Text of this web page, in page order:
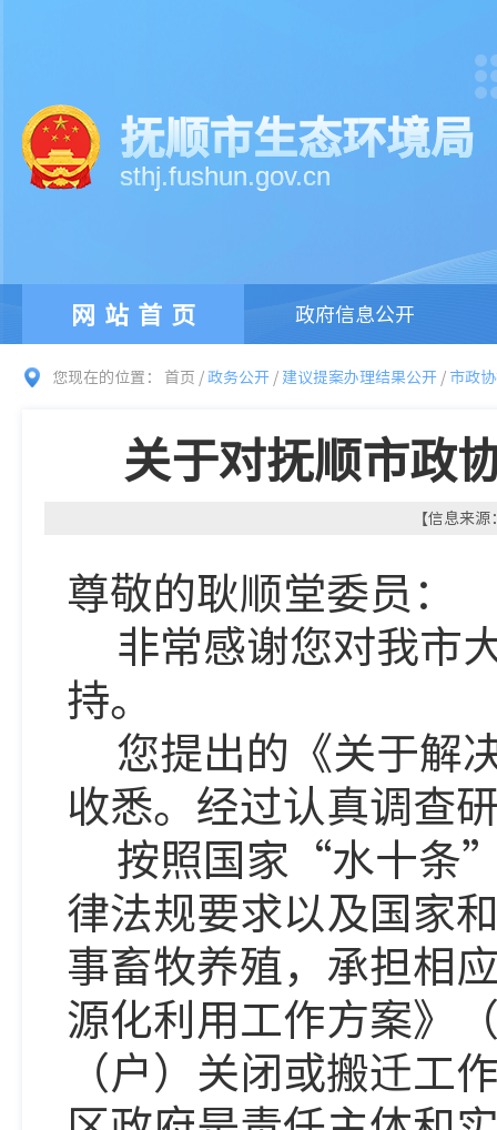
抚顺市生态环境局
sthj.fushun.gov.cn
网站首页 政府信息公开
您现在的位置： 首页 /政务公开 / 建议提案办理结果公开 / 市政
关于对抚顺市政
【信息来
尊敬的耿顺堂委员：
非常感谢您对我市
持。
您提出的《关于解
收悉。经过认真调查
按照国家“水十条”
律法规要求以及国家
事畜牧养殖，承担相
源化利用工作方案》
（户）关闭或搬迁